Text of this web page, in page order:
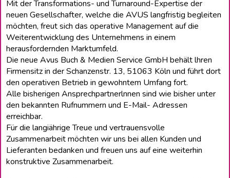
Mit der Transformations- und Turnaround-Expertise der
neuen Gesellschafter, welche die AVUS langfristig begleiten
möchten, freut sich das operative Management auf die
Weiterentwicklung des Unternehmens in einem
herausfordernden Marktumfeld.
Die neue Avus Buch & Medien Service GmbH behält lhren
Firmensitz in der Schanzenstr. 13, 51063 Köln und führt dort
den operativen Betrieb in gewohntem Umfang fort.
Alle bisherigen Ansprechpartnerlnnen sind wie bisher unter
den bekannten Rufnummern und E-Mail- Adressen
erreichbar.
Für die langiährige Treue und vertrauensvolle
Zusammenarbeit möchten wir uns bei allen Kunden und
Lieferanten bedanken und freuen uns auf eine weiterhin
konstruktive Zusammenarbeit.